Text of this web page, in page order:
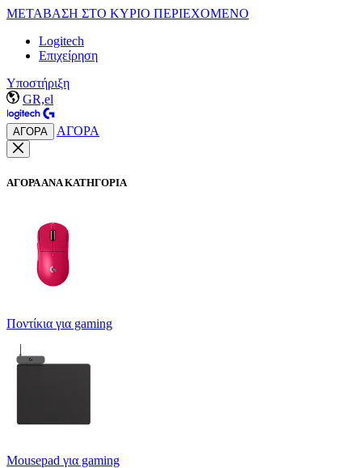
ΜΕΤΑΒΑΣΗ ΣΤΟ ΚΥΡΙΟ ΠΕΡΙΕΧΟΜΕΝΟ
Logitech
Επιχείρηση
Υποστήριξη
GR,el
ΑΓΟΡΑ ΑΓΟΡΑ
ΑΓΟΡΑ ΑΝΑ ΚΑΤΗΓΟΡΙΑ
Ποντίκια για gaming
Mousepad για gaming